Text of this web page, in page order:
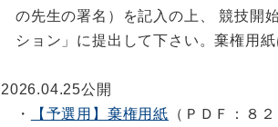
「ＡＱＵＡ(FINA)マークはく離に
2026.04.25更新
【Ｗｅｂエントリーについて】
の先生の署名）を記入の上、 競技開
ション」に提出して下さい。棄権用
2026.04.25公開
・
【予選用】棄権用紙 （ＰＤＦ：８２